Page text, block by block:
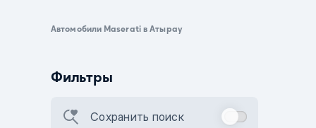
Автомобили Maserati в Атырау
Фильтры
Сохранить поиск